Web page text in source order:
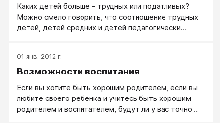
Каких детей больше - трудных или податливых?
Можно смело говорить, что соотношение трудных
детей, детей средних и детей педагогически
01 янв. 2012 г.
Возможности воспитания
Если вы хотите быть хорошим родителем, если вы
любите своего ребенка и учитесь быть хорошим
родителем и воспитателем, будут ли у вас точно